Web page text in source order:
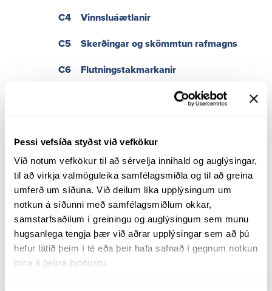
Þessi vefsíða styðst við vefkökur
Við notum vefkökur til að sérvelja innihald og auglýsingar,
til að virkja valmöguleika samfélagsmiðla og til að greina
umferð um síðuna. Við deilum líka upplýsingum um
notkun á síðunni með samfélagsmiðlum okkar,
samstarfsaðilum í greiningu og auglýsingum sem munu
hugsanlega tengja þær við aðrar upplýsingar sem að þú
hefur látið þeim í té eða þeir hafa safnað í gegnum notkun
þína á þeirra þjónustu.
Hagsmunaráð
Um Hagsmunaráðið
Tilkynning um meint misferli
C4
Vinnsluáætlanir
C5
Skerðingar og skömmtun rafmagns
C6
Flutningstakmarkanir
D1
Tæknilegar kröfur til vinnslueininga
D2
Tæknilegar kröfur til notenda
D3
Kerfisframlag
D.4
Tenging vinnsluaðila við flutningskerfi
Landsnets